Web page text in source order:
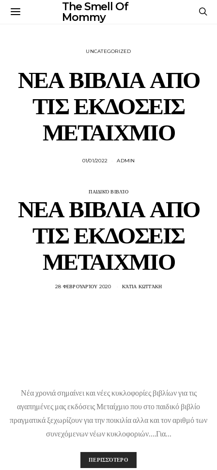
The Smell Of
Mommy
UNCATEGORIZED
ΝΕΑ ΒΙΒΛΙΑ ΑΠΟ
ΤΙΣ ΕΚΔΟΣΕΙΣ
ΜΕΤΑΙΧΜΙΟ
01/01/2022 ADMIN
ΠΑΙΔΙΚΌ ΒΙΒΛΊΟ
ΝΕΑ ΒΙΒΛΙΑ ΑΠΟ
ΤΙΣ ΕΚΔΟΣΕΙΣ
ΜΕΤΑΙΧΜΙΟ
28 ΦΕΒΡΟΥΑΡΊΟΥ 2020 ΚΆΤΙΑ ΚΩΤΤΆΚΗ
Νέα χρονιά σημαίνει και νέες κυκλοφορίες βιβλίων για τις
αγαπημένες μας εκδόσεις Μεταίχμιο που στο παιδικό βιβλίο
πραγματικά ξεχωρίζουν για την ποικιλία αλλα και τον αριθμό των
συνεχόμενων νέων κυκλοφοριών….Για…
ΠΕΡΙΣΣΌΤΕΡΟ